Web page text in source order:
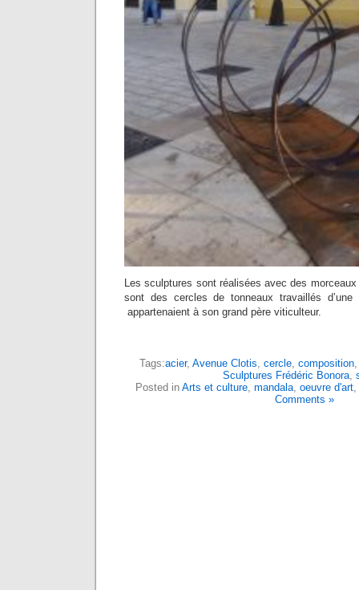
Les sculptures sont réalisées avec des
sont des cercles de tonneaux travaillés
appartenaient à son grand père viticulteur.
Tags:acier, Avenue Clotis, cercle, composition
Sculptures Frédéric Bonora,
Posted in Arts et culture, mandala, oeuvre d'art,
Comments »